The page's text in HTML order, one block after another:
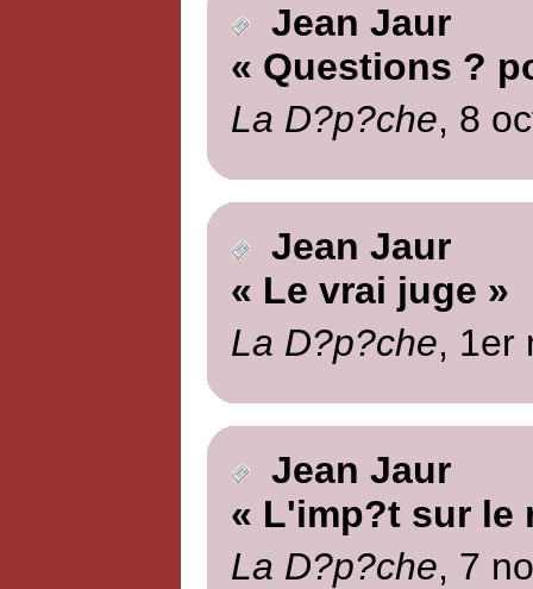
Jean Jaur
« Questions ?
La D?p?che, 8
Jean Jaur
« Le vrai juge »
La D?p?che, 1er
Jean Jaur
« L'imp?t sur le
La D?p?che, 7